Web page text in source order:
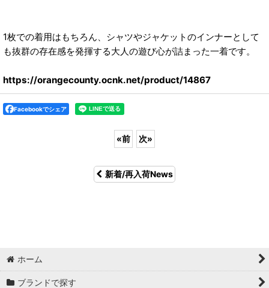
1枚での着用はもちろん、シャツやジャケットのインナーとして
も抜群の存在感を発揮する大人の遊び心が詰まった一着です。
https://orangecounty.ocnk.net/product/14867
Facebookでシェア
«前 次»
新着/再入荷News
ホーム
ブランドで探す